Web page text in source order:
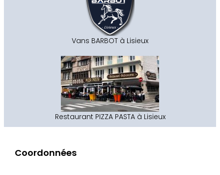
Vans BARBOT à Lisieux
Restaurant PIZZA PASTA à Lisieux
Coordonnées